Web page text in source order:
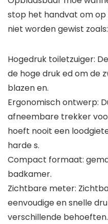
stop het handvat om
niet worden gewist
Hogedruk toiletzuiger:
de hoge druk ed om de
blazen en.
Ergonomisch ontwerp:
afneembare trekker
hoeft nooit een
harde s.
Compact formaat:
badkamer.
Zichtbare meter:
eenvoudige en snelle
verschillende behoeften.